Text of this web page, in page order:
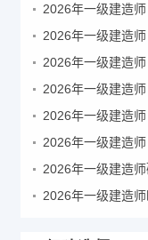
2026年一级建造师
2026年一级建造师
2026年一级建造师
2026年一级建造师
2026年一级建造师
2026年一级建造师
2026年一级建造